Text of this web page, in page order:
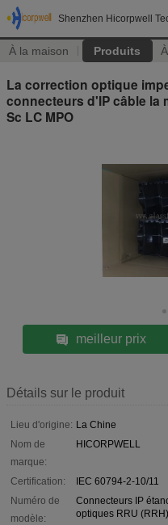
Shenzhen Hicorpwell
À la maison Produits
La correction optique
connecteurs d'IP câble la
Sc LC MPO
meilleur prix
Détails sur le produit
Lieu d'origine: La Chine
Nom de
marque:
HICORPWELL
Certification:
IEC 60794-2-10/11
Numéro de
modèle:
Connecteurs IP
optiques RRU (RRH)